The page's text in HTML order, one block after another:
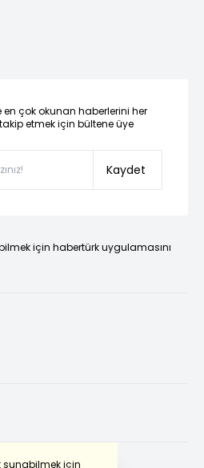
sunabilmek için
çok okunan haberlerini her
etmek için bültene üye
Kaydet
için habertürk uygulamasını